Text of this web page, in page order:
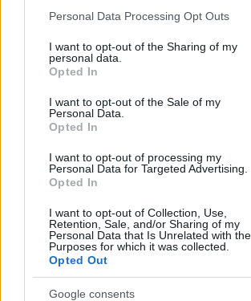
Please note that this website/app uses one
not limited to your visit or usage behaviour.
grant or deny consent to Google and its
use your data for below specified purposes
consent section.
Personal Data Processing Opt Outs
I want to opt-out of the Sharing of my
personal data.
Opted In
I want to opt-out of the Sale of my
Personal Data.
Opted In
I want to opt-out of processing my
Personal Data for Targeted Advertising.
Opted In
I want to opt-out of Collection, Use,
Retention, Sale, and/or Sharing of my
Personal Data that Is Unrelated with the
Purposes for which it was collected.
Opted Out
Google consents
daGoogle News
F
a
ce
b
o
o
k
T
w
it
r
Pi
n
te
re
st
h
at
s
A
p
p
h
a
re
Articolo precedente
NOTIZIE RECENTI